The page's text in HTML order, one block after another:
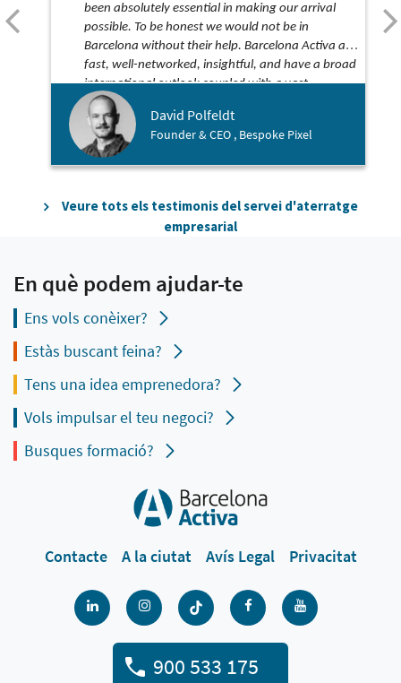
been absolutely essential in making our arrival
possible. To be honest we would not be in
Barcelona without their help. Barcelona Activa are
fast, well-networked, insightful, and have a broad
international outlook coupled with a vast
experience. And although they work extremely
hard, they somehow find the time to be both kind
and funny along the way!
David Polfeldt
Founder & CEO , Bespoke Pixel
Veure tots els testimonis del servei d'aterratge
empresarial
En què podem ajudar-te
Ens vols conèixer?
Estàs buscant feina?
Tens una idea emprenedora?
Vols impulsar el teu negoci?
Busques formació?
Contacte A la ciutat Avís Legal Privacitat
900 533 175